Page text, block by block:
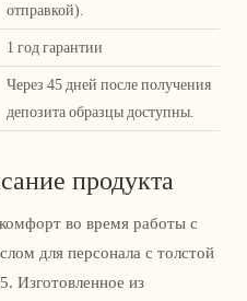
отправкой).
1 год гарантии
Через 45 дней после получения
депозита образцы доступны.
продукта
во время работы с
для персонала с толстой
Изготовленное из